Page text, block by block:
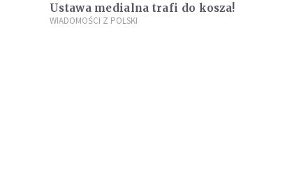
Ustawa medialna trafi do kosza!
WIADOMOŚCI Z POLSKI